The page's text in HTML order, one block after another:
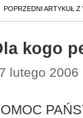
POPRZEDNI ARTYKUŁ Z
kogo
lutego 2006